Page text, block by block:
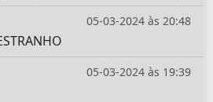
05-03-2024 às 20:48
05-03-2024 às 19:39